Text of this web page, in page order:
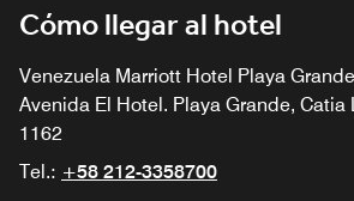
Cómo llegar al hotel
Venezuela Marriott Hotel Playa Grande
Avenida El Hotel. Playa Grande, Catia
1162
Tel.: +58 212-3358700